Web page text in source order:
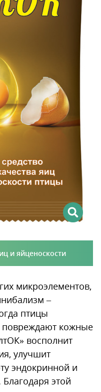
и яйценоскости
микроэлементов,
–
птицы
повреждают кожные
восполнит
улучшит
эндокринной и
этой